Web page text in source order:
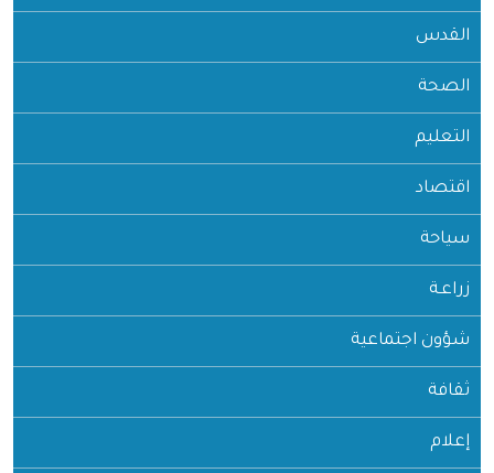
القدس
الصحة
التعليم
اقتصاد
سياحة
زراعـة
شؤون اجتماعية
ثقافة
إعلام